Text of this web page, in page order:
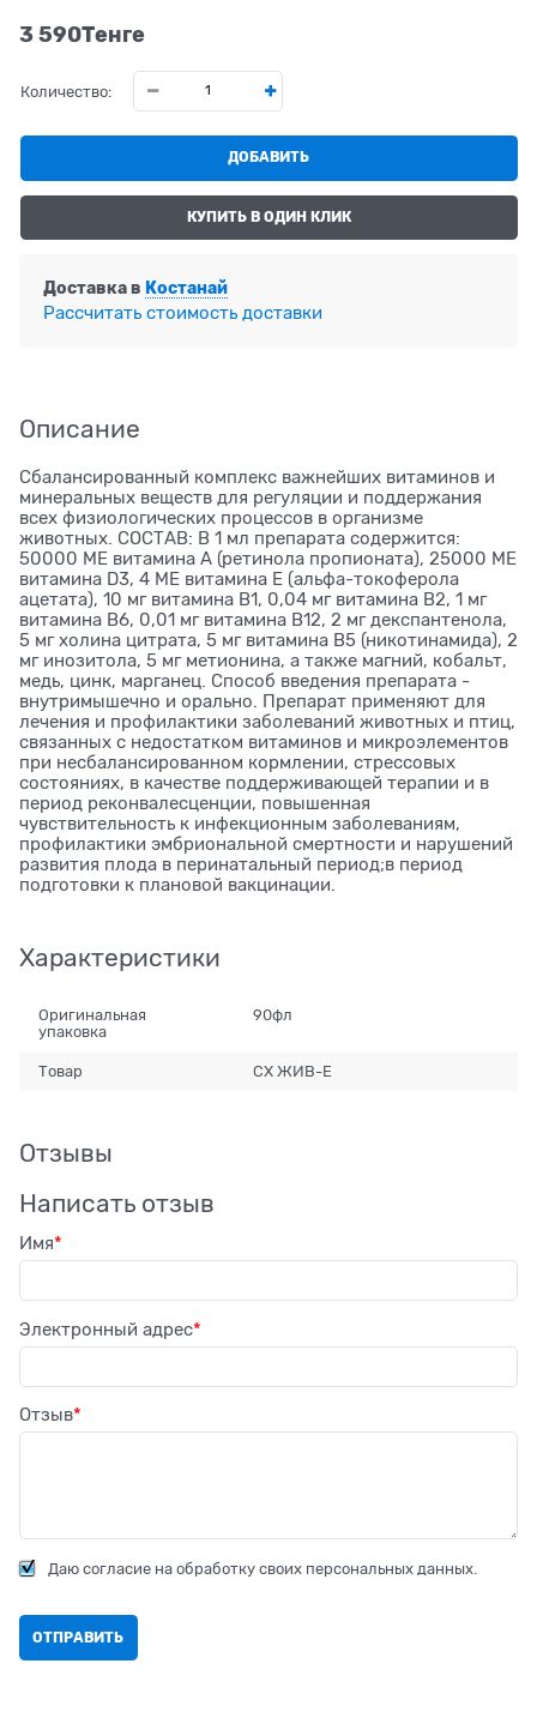
3 590Tенге
Количество:
ДОБАВИТЬ
КУПИТЬ В ОДИН КЛИК
Доставка в Костанай
Рассчитать стоимость доставки
Описание
Сбалансированный комплекс важнейших витаминов и
минеральных веществ для регуляции и поддержания
всех физиологических процессов в организме
животных. СОСТАВ: В 1 мл препарата содержится:
50000 МЕ витамина А (ретинола пропионата), 25000 МЕ
витамина D3, 4 МЕ витамина Е (альфа-токоферола
ацетата), 10 мг витамина B1, 0,04 мг витамина В2, 1 мг
витамина B6, 0,01 мг витамина В12, 2 мг декспантенола,
5 мг холина цитрата, 5 мг витамина В5 (никотинамида), 2
мг инозитола, 5 мг метионина, а также магний, кобальт,
медь, цинк, марганец. Способ введения препарата -
внутримышечно и орально. Препарат применяют для
лечения и профилактики заболеваний животных и птиц,
связанных с недостатком витаминов и микроэлементов
при несбалансированном кормлении, стрессовых
состояниях, в качестве поддерживающей терапии и в
период реконвалесценции, повышенная
чувствительность к инфекционным заболеваниям,
профилактики эмбриональной смертности и нарушений
развития плода в перинатальный период;в период
подготовки к плановой вакцинации.
Характеристики
Оригинальная
упаковка
90фл
Товар СХ ЖИВ-Е
Отзывы
Написать отзыв
Имя
Электронный адрес
Отзыв
Даю согласие на обработку своих персональных данных.